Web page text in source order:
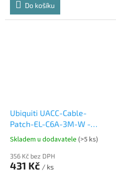
Do košíku
Ubiquiti UACC-Cable-
Patch-EL-C6A-3M-W -
UniFi Premium Patch
Skladem u dodavatele (>5 ks)
356 Kč bez DPH
431 Kč / ks